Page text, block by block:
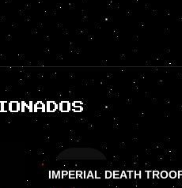
AGOTADO
IMPERIAL DEATH